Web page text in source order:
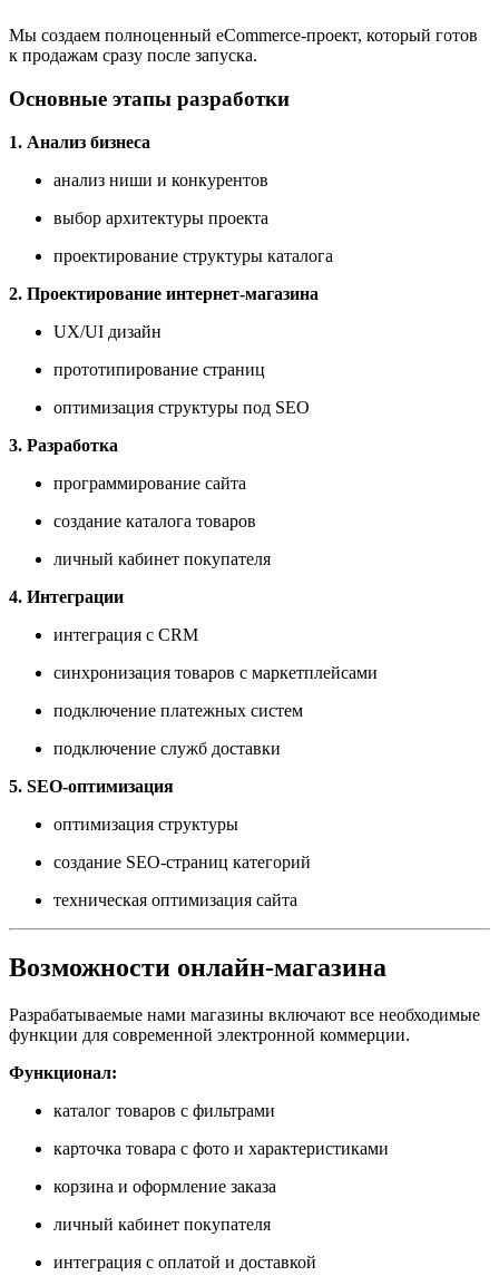
Мы создаем полноценный eCommerce-проект, который готов
к продажам сразу после запуска.
Основные этапы разработки
1. Анализ бизнеса
анализ ниши и конкурентов
выбор архитектуры проекта
проектирование структуры каталога
2. Проектирование интернет-магазина
UX/UI дизайн
прототипирование страниц
оптимизация структуры под SEO
3. Разработка
программирование сайта
создание каталога товаров
личный кабинет покупателя
4. Интеграции
интеграция с CRM
синхронизация товаров с маркетплейсами
подключение платежных систем
подключение служб доставки
5. SEO-оптимизация
оптимизация структуры
создание SEO-страниц категорий
техническая оптимизация сайта
Возможности онлайн-магазина
Разрабатываемые нами магазины включают все необходимые
функции для современной электронной коммерции.
Функционал:
каталог товаров с фильтрами
карточка товара с фото и характеристиками
корзина и оформление заказа
личный кабинет покупателя
интеграция с оплатой и доставкой